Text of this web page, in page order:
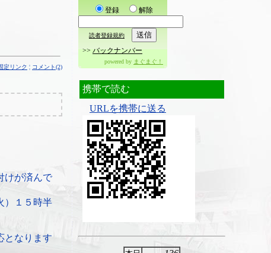
定リンク ¦ コメント(2)
けが済んで
）１５時半
となります
登録 解除
読者登録規約
>> バックナンバー
powered by まぐまぐ！
携帯で読む
URLを携帯に送る